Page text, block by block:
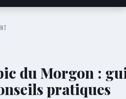
du Morgon :
pratiques